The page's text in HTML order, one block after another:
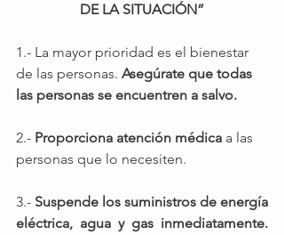
DE LA SITUACIÓN”
1.- La mayor prioridad es el bienestar
de las personas. Asegúrate que todas
las personas se encuentren a salvo.
2.- Proporciona atención médica a las
personas que lo necesiten.
3.- Suspende los suministros de energía
eléctrica, agua y gas inmediatamente.